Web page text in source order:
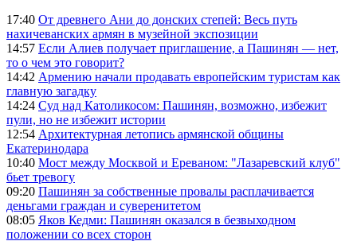
17:40 От древнего Ани до донских степей: Весь путь
нахичеванских армян в музейной экспозиции
14:57 Если Алиев получает приглашение, а Пашинян — нет,
то о чем это говорит?
14:42 Армению начали продавать европейским туристам как
главную загадку
14:24 Суд над Католикосом: Пашинян, возможно, избежит
пули, но не избежит истории
12:54 Архитектурная летопись армянской общины
Екатеринодара
10:40 Мост между Москвой и Ереваном: "Лазаревский клуб"
бьет тревогу
09:20 Пашинян за собственные провалы расплачивается
деньгами граждан и суверенитетом
08:05 Яков Кедми: Пашинян оказался в безвыходном
положении со всех сторон